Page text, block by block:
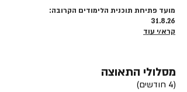
מועד פתיחת תוכנית הלימודים הקרובה:
31.8.26
קרא/י עוד
מסלולי התאוצה
(4 חודשים)